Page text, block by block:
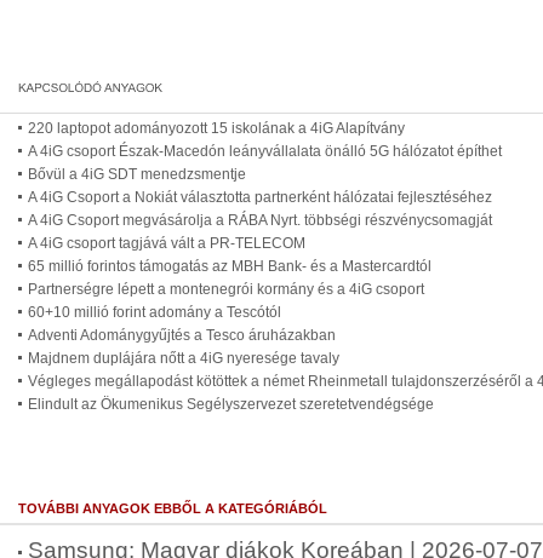
220 laptopot adományozott 15 iskolának a 4iG Alapítvány
A 4iG csoport Észak-Macedón leányvállalata önálló 5G hálózatot építhet
Bővül a 4iG SDT menedzsmentje
A 4iG Csoport a Nokiát választotta partnerként hálózatai fejlesztéséhez
A 4iG Csoport megvásárolja a RÁBA Nyrt. többségi részvénycsomagját
A 4iG csoport tagjává vált a PR-TELECOM
65 millió forintos támogatás az MBH Bank- és a Mastercardtól
Partnerségre lépett a montenegrói kormány és a 4iG csoport
60+10 millió forint adomány a Tescótól
Adventi Adománygyűjtés a Tesco áruházakban
Majdnem duplájára nőtt a 4iG nyeresége tavaly
Végleges megállapodást kötöttek a német Rheinmetall tulajdonszerzéséről a
Elindult az Ökumenikus Segélyszervezet szeretetvendégsége
TOVÁBBI ANYAGOK EBBŐL A KATEGÓRIÁBÓL
Samsung: Magyar diákok Koreában | 2026-07-